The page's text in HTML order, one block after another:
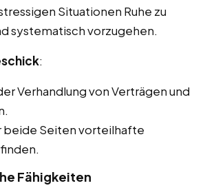
Situationen Ruhe zu
systematisch vorzugehen.
:
Verhandlung von Verträgen und
beide Seiten vorteilhafte
Fähigkeiten